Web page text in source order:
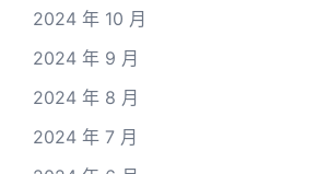
2024 年 10 月
2024 年 9 月
2024 年 8 月
2024 年 7 月